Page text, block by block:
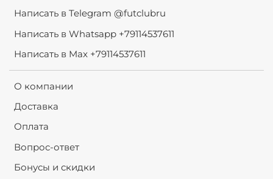
Написать в Telegram @futclubru
Написать в Whatsapp +79114537611
Написать в Max +79114537611
О компании
Доставка
Оплата
Вопрос-ответ
Бонусы и скидки